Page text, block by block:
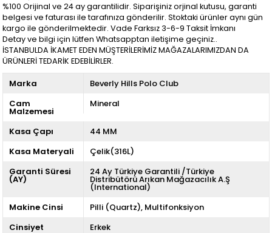
%100 Orijinal ve 24 ay garantilidir. Siparişiniz orjinal kutusu, garanti
belgesi ve faturası ile tarafınıza gönderilir. Stoktaki ürünler aynı gün
kargo ile gönderilmektedir. Vade Farksız 3-6-9 Taksit İmkanı
Detay ve bilgi için lütfen Whatsapptan iletişime geçiniz..
İSTANBULDA İKAMET EDEN MÜŞTERİLERİMİZ MAĞAZALARIMIZDAN DA
ÜRÜNLERİ TEDARİK EDEBİLİRLER.
Marka
Beverly Hills Polo Club
Cam
Malzemesi
Mineral
Kasa Çapı
44 MM
Kasa Materyali
Çelik(316L)
Garanti Süresi
(AY)
24 Ay Türkiye Garantili /Türkiye
Distribütörü Arıkan Mağazacılık A.Ş
(International)
Makine Cinsi
Pilli (Quartz) Multifonksiyon
Cinsiyet
Erkek